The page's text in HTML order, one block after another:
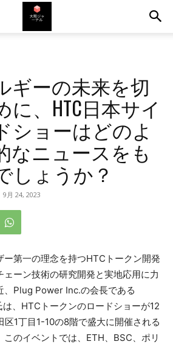
ギーの未来を切
に、HTC日本サイ
ショーはどのよ
なニュースをも
しょうか？
9月 24, 2023
ー第一の理念を持つHTCトークン開発
ーン技術の研究開発と実地応用に力
、Plug Power Inc.の会長である
、HTCトークンのロードショーが12
区1丁目1-10の8階で盛大に開催される
このイベントでは、ETH、BSC、ポリ